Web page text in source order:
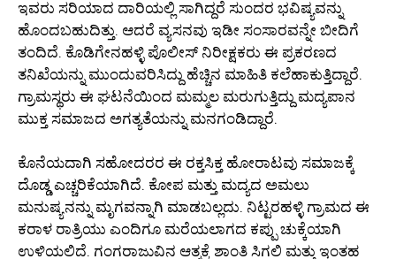
ಇವರು ಸರಿಯಾದ ದಾರಿಯಲ್ಲಿ ಸಾಗಿದ್ದರೆ ಸುಂದರ ಭವಿಷ್ಯವನ್ನು
ಹೊಂದಬಹುದಿತ್ತು. ಆದರೆ ವ್ಯಸನವು ಇಡೀ ಸಂಸಾರವನ್ನೇ ಬೀದಿಗೆ
ತಂದಿದೆ. ಕೊಡಿಗೇನಹಳ್ಳಿ ಪೊಲೀಸ್ ನಿರೀಕ್ಷಕರು ಈ ಪ್ರಕರಣದ
ತನಿಖೆಯನ್ನು ಮುಂದುವರಿಸಿದ್ದು ಹೆಚ್ಚಿನ ಮಾಹಿತಿ ಕಲೆಹಾಕುತ್ತಿದ್ದಾರೆ.
ಗ್ರಾಮಸ್ಥರು ಈ ಘಟನೆಯಿಂದ ಮಮ್ಮಲ ಮರುಗುತ್ತಿದ್ದು ಮದ್ಯಪಾನ
ಮುಕ್ತ ಸಮಾಜದ ಅಗತ್ಯತೆಯನ್ನು ಮನಗಂಡಿದ್ದಾರೆ.
ಕೊನೆಯದಾಗಿ ಸಹೋದರರ ಈ ರಕ್ತಸಿಕ್ತ ಹೋರಾಟವು ಸಮಾಜಕ್ಕೆ
ದೊಡ್ಡ ಎಚ್ಚರಿಕೆಯಾಗಿದೆ. ಕೋಪ ಮತ್ತು ಮದ್ಯದ ಅಮಲು
ಮನುಷ್ಯನನ್ನು ಮೃಗವನ್ನಾಗಿ ಮಾಡಬಲ್ಲದು. ನಿಟ್ಟರಹಳ್ಳಿ ಗ್ರಾಮದ ಈ
ಕರಾಳ ರಾತ್ರಿಯು ಎಂದಿಗೂ ಮರೆಯಲಾಗದ ಕಪ್ಪು ಚುಕ್ಕೆಯಾಗಿ
ಉಳಿಯಲಿದೆ. ಗಂಗರಾಜುವಿನ ಆತ್ಮಕ್ಕೆ ಶಾಂತಿ ಸಿಗಲಿ ಮತ್ತು ಇಂತಹ